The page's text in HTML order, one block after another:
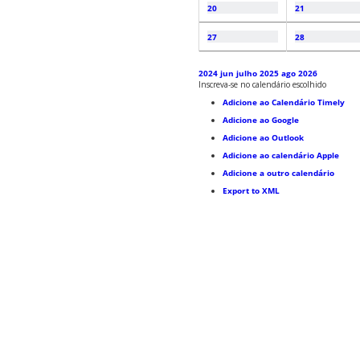
20 21
27 28
2024 jun julho 2025 ago 2026
Inscreva-se no calendário escolhido
Adicione ao Calendário Timely
Adicione ao Google
Adicione ao Outlook
Adicione ao calendário Apple
Adicione a outro calendário
Export to XML